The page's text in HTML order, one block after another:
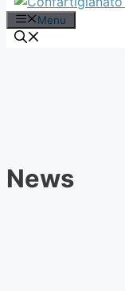
Menu
News